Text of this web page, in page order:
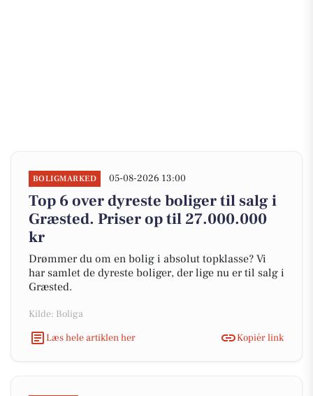
BOLIGMARKED 05-08-2026 13:00
Top 6 over dyreste boliger til salg i
Græsted. Priser op til 27.000.000
kr
Drømmer du om en bolig i absolut topklasse? Vi
har samlet de dyreste boliger, der lige nu er til salg i
Græsted.
Kilde: Boliga
Læs hele artiklen her
Kopiér link